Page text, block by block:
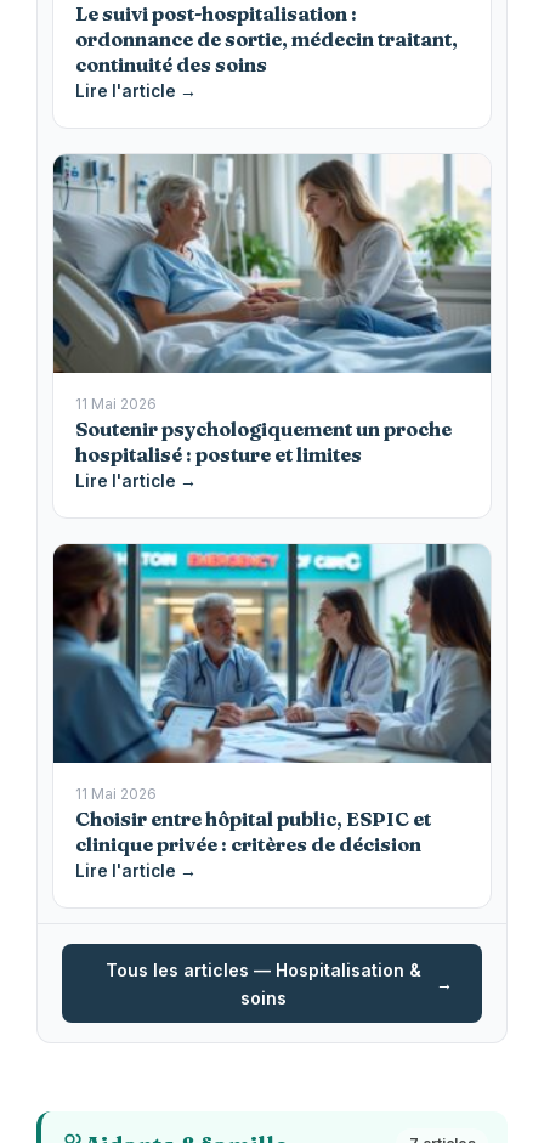
Le suivi post-hospitalisation :
ordonnance de sortie, médecin traitant,
continuité des soins
Lire l'article →
11 Mai 2026
Soutenir psychologiquement un proche
hospitalisé : posture et limites
Lire l'article →
11 Mai 2026
Choisir entre hôpital public, ESPIC et
clinique privée : critères de décision
Lire l'article →
Tous les articles — Hospitalisation &
soins